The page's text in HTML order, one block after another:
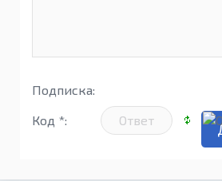
Подписка:
Код *: